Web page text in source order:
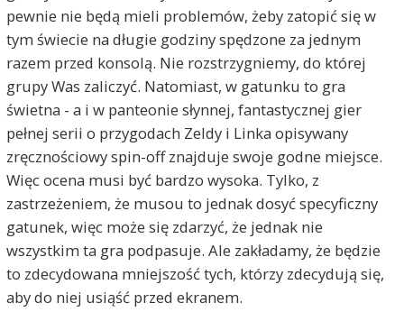
pewnie nie będą mieli problemów, żeby zatopić się w
tym świecie na długie godziny spędzone za jednym
razem przed konsolą. Nie rozstrzygniemy, do której
grupy Was zaliczyć. Natomiast, w gatunku to gra
świetna - a i w panteonie słynnej, fantastycznej gier
pełnej serii o przygodach Zeldy i Linka opisywany
zręcznościowy spin-off znajduje swoje godne miejsce.
Więc ocena musi być bardzo wysoka. Tylko, z
zastrzeżeniem, że musou to jednak dosyć specyficzny
gatunek, więc może się zdarzyć, że jednak nie
wszystkim ta gra podpasuje. Ale zakładamy, że będzie
to zdecydowana mniejszość tych, którzy zdecydują się,
aby do niej usiąść przed ekranem.